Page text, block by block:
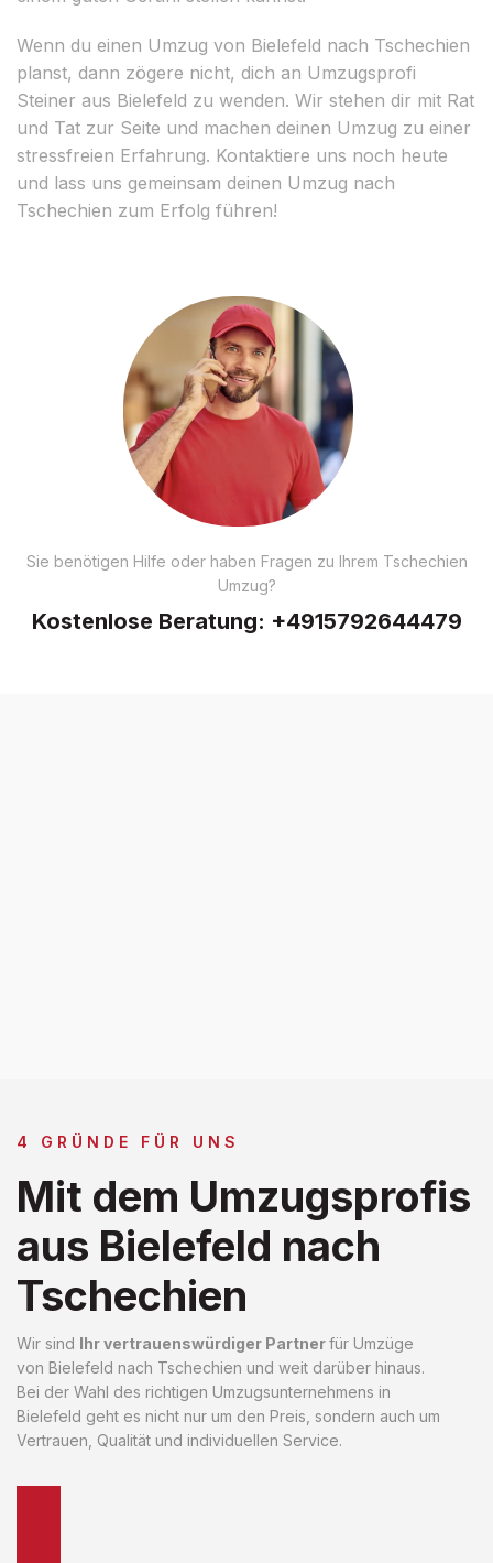
Wenn du einen Umzug von Bielefeld nach Tschechien
planst, dann zögere nicht, dich an Umzugsprofi
Steiner aus Bielefeld zu wenden. Wir stehen dir mit Rat
und Tat zur Seite und machen deinen Umzug zu einer
stressfreien Erfahrung. Kontaktiere uns noch heute
und lass uns gemeinsam deinen Umzug nach
Tschechien zum Erfolg führen!
Sie benötigen Hilfe oder haben Fragen zu Ihrem Tschechien
Umzug?
Kostenlose Beratung: +4915792644479
4 GRÜNDE FÜR UNS
Mit dem Umzugsprofis
aus Bielefeld nach
Tschechien
Wir sind Ihr vertrauenswürdiger Partnerfür Umzüge
von Bielefeld nach Tschechien und weit darüber hinaus.
Bei der Wahl des richtigen Umzugsunternehmens in
Bielefeld geht es nicht nur um den Preis, sondern auch um
Vertrauen, Qualität und individuellen Service.